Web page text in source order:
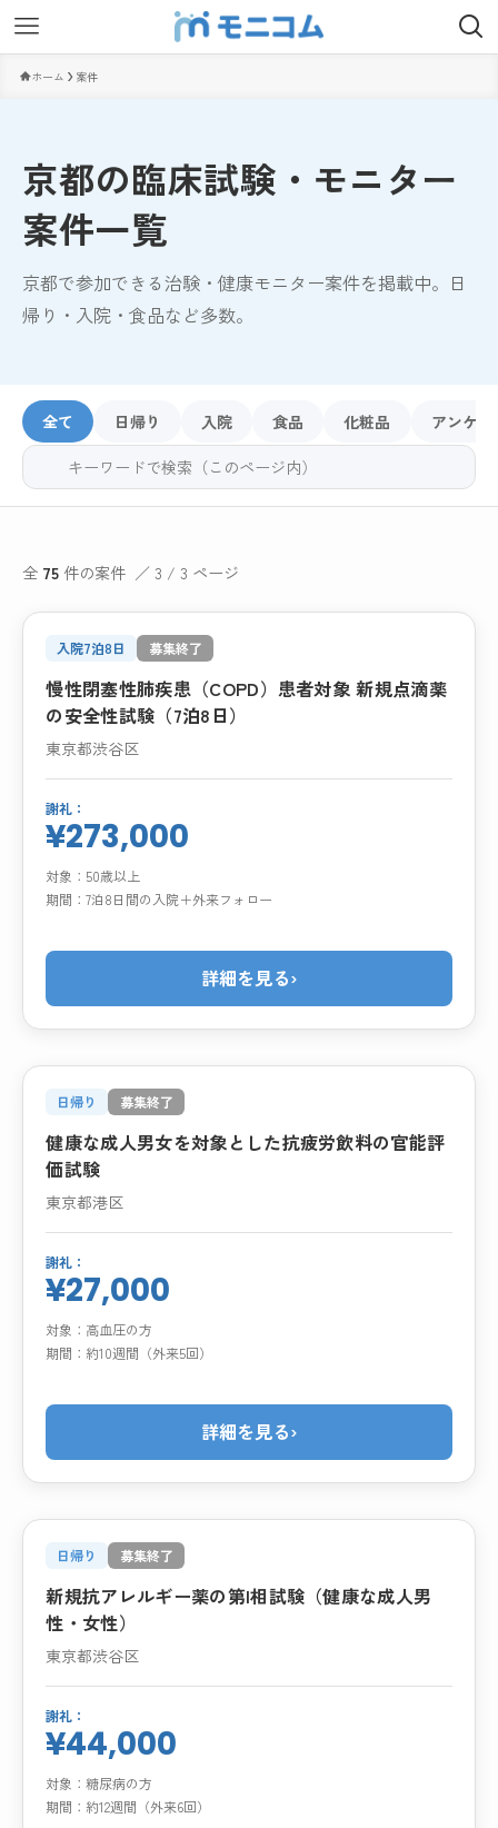
ホーム 案件
京都の臨床試験・モニター
案件一覧
京都で参加できる治験・健康モニター案件を掲載中。日
帰り・入院・食品など多数。
全て 日帰り 入院 食品 化粧品 アンケー
全 75 件の案件 ／ 3 / 3 ページ
入院7泊8日 募集終了
慢性閉塞性肺疾患（COPD）患者対象 新規点滴薬
の安全性試験（7泊8日）
東京都渋谷区
謝礼：
¥273,000
対象： 50歳以上
期間：7泊8日間の入院＋外来フォロー
詳細を見る›
日帰り 募集終了
健康な成人男女を対象とした抗疲労飲料の官能評
価試験
東京都港区
謝礼：
¥27,000
対象： 高血圧の方
期間：約10週間（外来5回）
詳細を見る›
日帰り 募集終了
新規抗アレルギー薬の第I相試験（健康な成人男
性・女性）
東京都渋谷区
謝礼：
¥44,000
対象：糖尿病の方
期間：約12週間（外来6回）